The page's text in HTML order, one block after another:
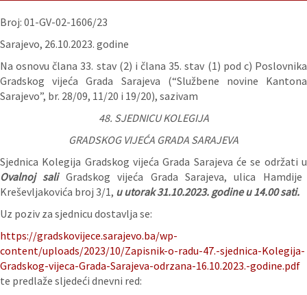
Broj: 01-GV-02-1606/23
Sarajevo, 26.­­10.2023. godine
Na osnovu člana 33. stav (2) i člana 35. stav (1) pod c) Poslovnika
Gradskog vijeća Grada Sarajeva (“Službene novine Kantona
Sarajevo”, br. 28/09, 11/20 i 19/20), sazivam
48. SJEDNICU KOLEGIJA
GRADSKOG VIJEĆA GRADA SARAJEVA
Sjednica Kolegija Gradskog vijeća Grada Sarajeva će se održati u
Ovalnoj sali Gradskog vijeća Grada Sarajeva, ulica Hamdije
Kreševljakovića broj 3/1, u utorak 31.10.2023. godine u 14.00 sati.
Uz poziv za sjednicu dostavlja se:
https://gradskovijece.sarajevo.ba/wp-
content/uploads/2023/10/Zapisnik-o-radu-47.-sjednica-Kolegija-
Gradskog-vijeca-Grada-Sarajeva-odrzana-16.10.2023.-godine.pdf
te predlaže sljedeći dnevni red: